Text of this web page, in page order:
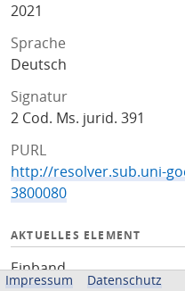
2021
Sprache
Deutsch
Signatur
2 Cod. Ms. jurid. 391
PURL
http://resolver.sub.uni-
3800080
AKTUELLES ELEMENT
Einband
Impressum Datenschutz